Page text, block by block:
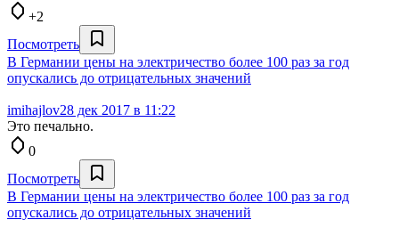
+2
Посмотреть
В Германии цены на электричество более 100 раз за год
опускались до отрицательных значений
imihajlov28 дек 2017 в 11:22
Это печально.
0
Посмотреть
В Германии цены на электричество более 100 раз за год
опускались до отрицательных значений